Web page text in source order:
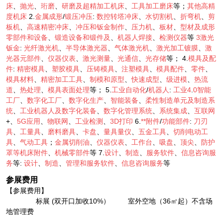
床
抛光 珩磨 研磨及超精加工机床 工具加工磨床等； 其他高精
度机床 2. 金属成形/锻压冲压: 数控转塔冲床 水切割机 折弯机
剪
板机
高速精密冲床 冲压和钣金制作 压力机 板材
型材及成形
零部件和设备
锻造设备和锻件及 机器人焊接 检测仪器等 3激光
钣金: 光纤激光机 半导体激光器 气体激光机 激光加工镀膜
激
光器元部件
仪器仪表 激光测量 光通信 光存储等； 4. 模具及配
件: 精密模具 塑胶模具 压铸模具 注塑模具 模具配件 零件
模具材料
精密加工工具 制模和原型 、快速成型 级进模
热流
道
热处理 模具表面处理等； 5. 工业自动化/机器人 : 工业4 0智能
工厂
数字化工厂 数字化生产 智能装备
柔性制造单元及制造系
统
工业机器人及数字化装备 数字化管理系统 系统集成
互联网
+、 5G应用 物联网 工业检测 3D打印 6. **附件/功能部件: 刀刃
具
工量具 磨料磨具 卡盘 量具量仪 五金工具
切削电动工
具
气动工具 ； 金属切削油 仪器仪表 工作台 吸盘 顶尖
防护
罩等机床附件
机械零部件等 7. 设计 制造 服务软件
信息咨询服
务等: 设计 制造 管理和服务软件 信息咨询服务等
参展费用
【参展费用】
标展 (双开口加收10%） 室外空地（36㎡起）不含场
地管理费